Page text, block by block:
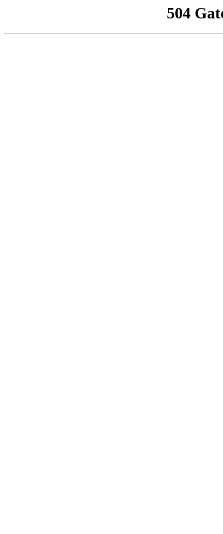
504